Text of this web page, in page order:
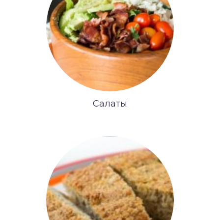
Салаты